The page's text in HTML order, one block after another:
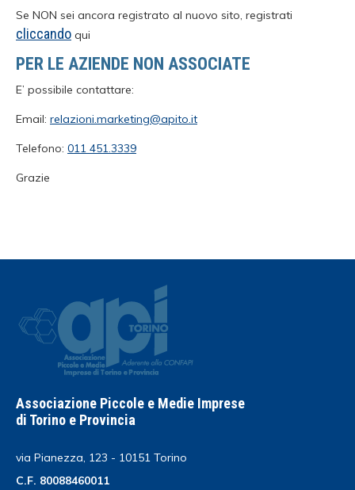
Se NON sei ancora registrato al nuovo sito, registrati
cliccando qui
PER LE AZIENDE NON ASSOCIATE
E’ possibile contattare:
Email: relazioni.marketing@apito.it
Telefono: 011 451.3339
Grazie
Associazione Piccole e Medie Imprese
di Torino e Provincia
via Pianezza, 123 - 10151 Torino
C.F. 80088460011